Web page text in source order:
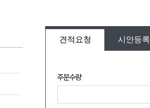
견적요청 시안등록
주문수량